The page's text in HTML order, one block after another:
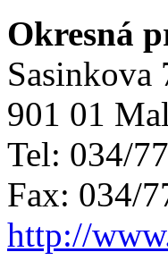
Okresná
Sasinkova
901 01
Tel: 034/
Fax: 034/
http://